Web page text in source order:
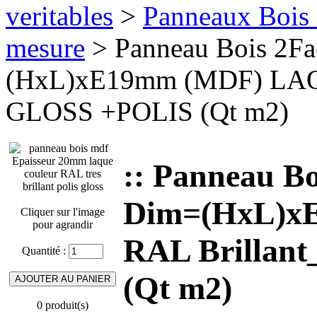
veritables > Panneaux
mesure > Panneau Bois
(HxL)xE19mm (MDF)
GLOSS +POLIS (Qt m2)
Cliquer sur l'image
pour agrandir
Quantité :
0 produit(s)
:: Panneau
RAL
(Qt m2)